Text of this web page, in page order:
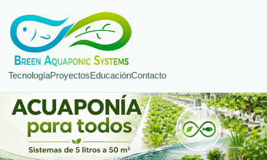
TecnologíaProyectosEducaciónContacto